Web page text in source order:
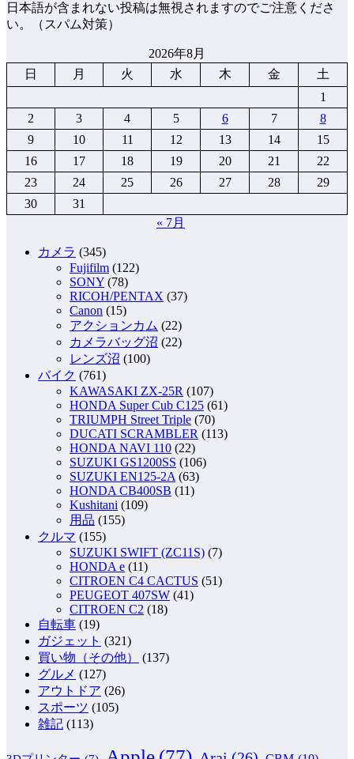
日本語が含まれない投稿は無視されますのでご注意くださ
い。（スパム対策）
2026年8月
日
月 火 水 木 金
土
1
2
3 4 5 6 7
8
9
10 11 12 13 14
15
16
17 18 19 20 21
22
23
24 25 26 27 28
29
30
31
« 7月
カメラ (345)
Fujifilm (122)
SONY (78)
RICOH/PENTAX (37)
Canon (15)
アクションカム (22)
カメラバッグ沼 (22)
レンズ沼 (100)
バイク (761)
KAWASAKI ZX-25R (107)
HONDA Super Cub C125 (61)
TRIUMPH Street Triple (70)
DUCATI SCRAMBLER (113)
HONDA NAVI 110 (22)
SUZUKI GS1200SS (106)
SUZUKI EN125-2A (63)
HONDA CB400SB (11)
Kushitani (109)
用品 (155)
クルマ (155)
SUZUKI SWIFT (ZC11S) (7)
HONDA e (11)
CITROEN C4 CACTUS (51)
PEUGEOT 407SW (41)
CITROEN C2 (18)
自転車 (19)
ガジェット (321)
買い物（その他）
(137)
グルメ (127)
アウトドア (26)
スポーツ (105)
雑記 (113)